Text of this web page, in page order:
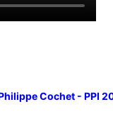
Cochet - PPI